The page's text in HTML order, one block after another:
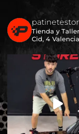
Tienda y
Cid, 4 Valencia